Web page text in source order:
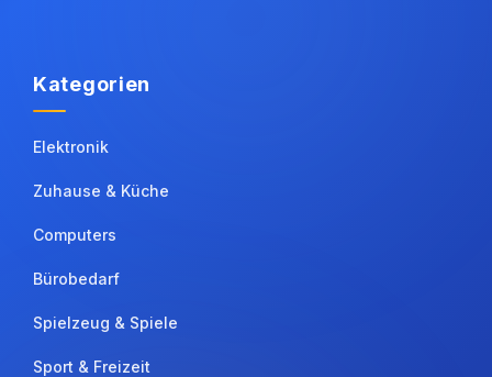
Kategorien
Elektronik
Zuhause & Küche
Computers
Bürobedarf
Spielzeug & Spiele
Sport & Freizeit